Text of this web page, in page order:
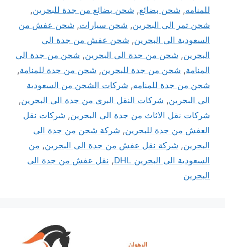
للمنامه, شحن بضائع, شحن بضائع من جدة للبحرين,
شحن تمر الى البحرين, شحن سيارات, شحن عفش من
السعودية الى البحرين, شحن عفش من جدة الى
البحرين, شحن من جدة الى البحرين, شحن من جدة الى
المنامة, شحن من جدة للبحرين, شحن من جدة للمنامة,
شحن من جدة للمنامه, شركات الشحن من السعودية
الى البحرين, شركات النقل البرى من جدة الى البحرين,
شركات نقل الاثاث من جدة الى البحرين, شركات نقل
العفش من جدة للبحرين, شركة شحن من جدة الى
البحرين, شركة نقل عفش من جدة الى البحرين, من
السعودية الى البحرين DHL
, نقل عفش من جدة الى
البحرين